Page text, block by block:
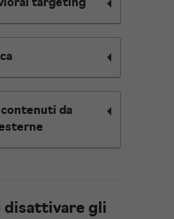
targeting
da
disattivare gli